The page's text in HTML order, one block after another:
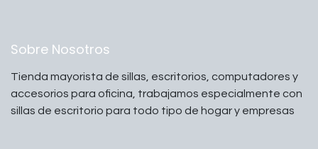
Sobre Nosotros
Tienda mayorista de sillas, escritorios, computadores y
accesorios para oficina, trabajamos especialmente con
sillas de escritorio para todo tipo de hogar y empresas